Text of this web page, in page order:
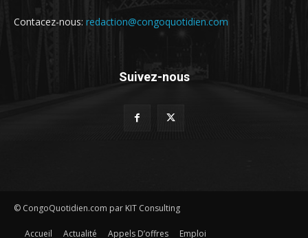
Contacez-nous: redaction@congoquotidien.com
Suivez-nous
© CongoQuotidien.com par KIT Consulting
Accueil Actualité Appels D’offres Emploi